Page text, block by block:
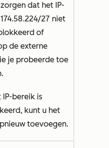
dat het IP-
27 niet
of
de externe
je probeerde toe
bereik is
kunt u het
toevoegen.